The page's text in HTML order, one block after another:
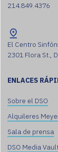
214.849.4376
El Centro
2301 Flora St.,
ENLACES
Sobre el DSO
Alquileres
Sala de prensa
DSO Media